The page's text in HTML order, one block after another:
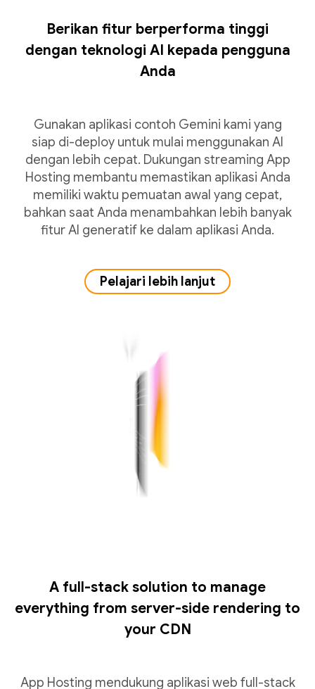
Berikan fitur berperforma tinggi
dengan teknologi AI kepada pengguna
Anda
Gunakan aplikasi contoh Gemini kami yang
siap di-deploy untuk mulai menggunakan AI
dengan lebih cepat. Dukungan streaming App
Hosting membantu memastikan aplikasi Anda
memiliki waktu pemuatan awal yang cepat,
bahkan saat Anda menambahkan lebih banyak
fitur AI generatif ke dalam aplikasi Anda.
Pelajari lebih lanjut
A full-stack solution to manage
everything from server-side rendering to
your CDN
App Hosting mendukung aplikasi web full-stack